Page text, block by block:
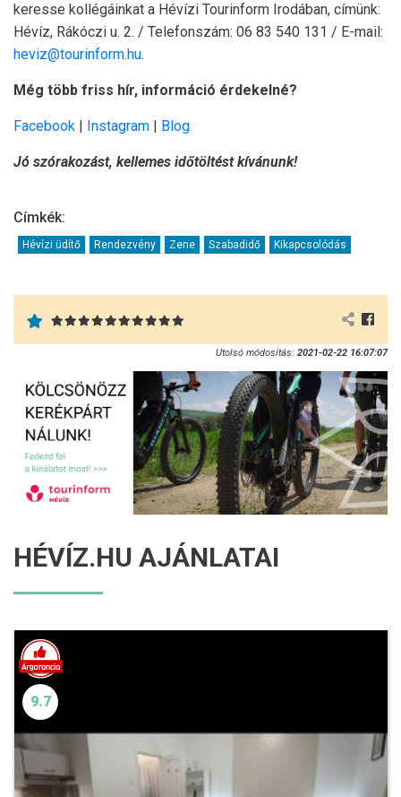
keresse kollégáinkat a Hévízi Tourinform Irodában, címünk:
Hévíz, Rákóczi u. 2. / Telefonszám: 06 83 540 131 / E-mail:
heviz@tourinform.hu.
Még több friss hír, információ érdekelné?
Facebook | Instagram | Blog
Jó szórakozást, kellemes időtöltést kívánunk!
Címkék:
Hévízi üdítő Rendezvény Zene Szabadidő Kikapcsolódás
Utolsó módosítás: 2021-02-22 16:07:07
HÉVÍZ.HU AJÁNLATAI
9.7